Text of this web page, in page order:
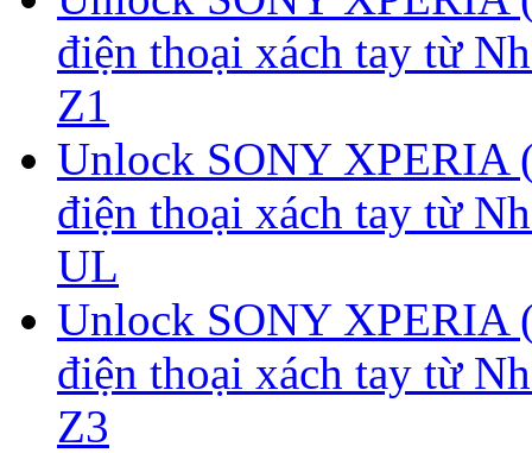
điện thoại xách tay từ
Z1
Unlock SONY XPERIA
điện thoại xách tay từ
UL
Unlock SONY XPERIA
điện thoại xách tay từ
Z3